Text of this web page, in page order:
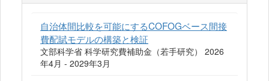
自治体間比較を可能にするCOFOGベース間接
費配賦モデルの構築と検証
文部科学省 科学研究費補助金（若手研究） 2026
年4月 - 2029年3月